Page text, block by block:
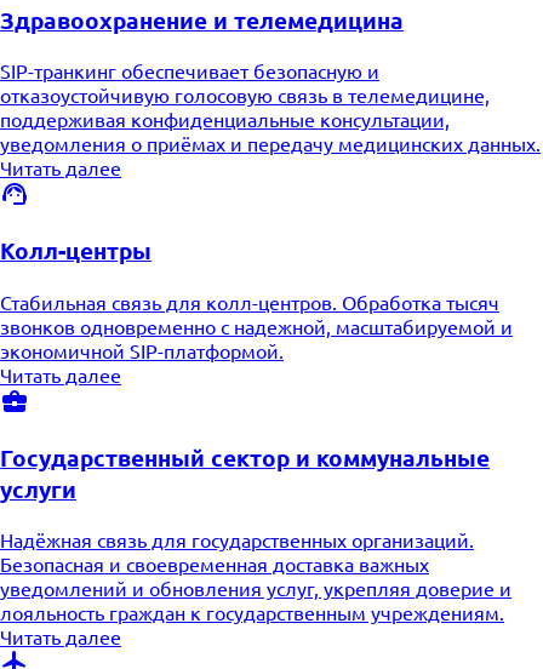
Здравоохранение и телемедицина
SIP-транкинг обеспечивает безопасную и
отказоустойчивую голосовую связь в телемедицине,
поддерживая конфиденциальные консультации,
уведомления о приёмах и передачу медицинских данных.
Читать далее
Колл-центры
Стабильная связь для колл-центров. Обработка тысяч
звонков одновременно с надежной, масштабируемой и
экономичной SIP-платформой.
Читать далее
Государственный сектор и коммунальные
услуги
Надёжная связь для государственных организаций.
Безопасная и своевременная доставка важных
уведомлений и обновления услуг, укрепляя доверие и
лояльность граждан к государственным учреждениям.
Читать далее